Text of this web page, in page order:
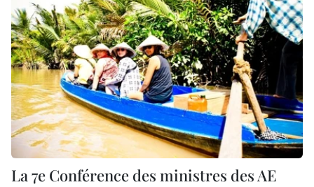
La 7e Conférence des ministres des AE